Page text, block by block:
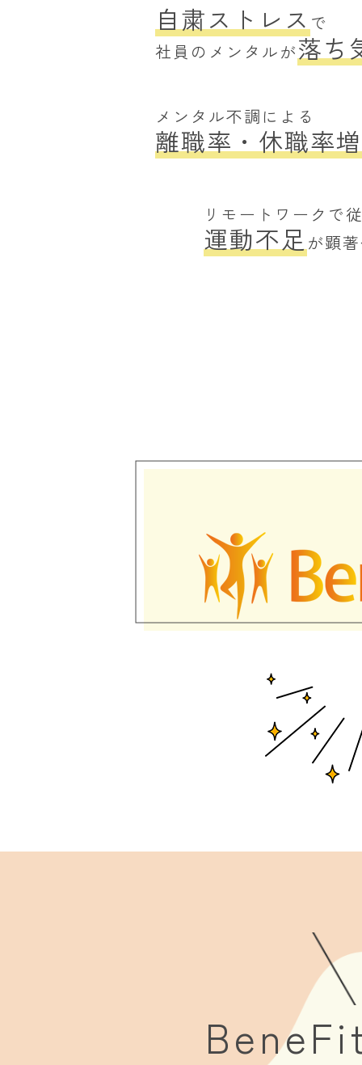
自粛ストレス で
社員のメンタルが落ち
メンタル不調による
離職率・休職率
リモートワークで
運動不足 が顕